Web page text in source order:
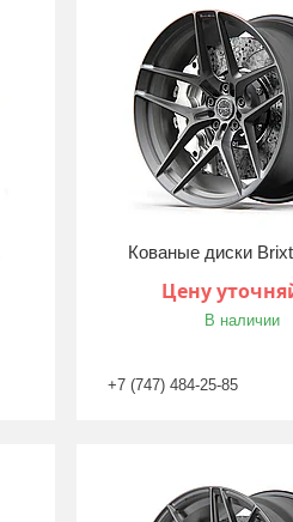
Кованые диски
Цену
В наличии
+7 (747) 484-25-85